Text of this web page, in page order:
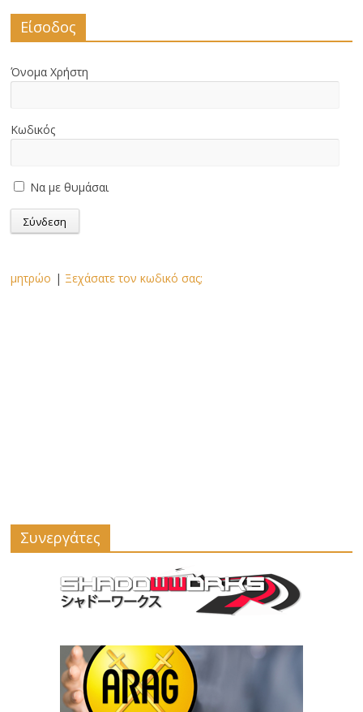
Είσοδος
Όνομα Χρήστη
Κωδικός
Να με θυμάσαι
μητρώο | Ξεχάσατε τον κωδικό σας;
Συνεργάτες